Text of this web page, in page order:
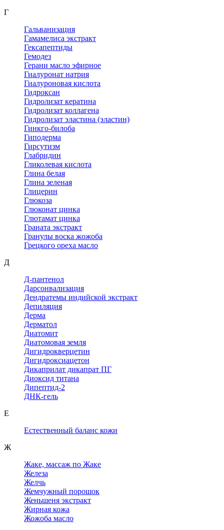
Г
Гальванизация
Гамамелиса экстракт
Гексапептиды
Гемодез
Герани масло эфирное
Гиалуронат натрия
Гиалуроновая кислота
Гидроксан
Гидролизат кератина
Гидролизат коллагена
Гидролизат эластина (эластин)
Гинкго-билоба
Гиподерма
Гирсутизм
Глабридин
Гликолевая кислота
Глина белая
Глина зеленая
Глицерин
Глюкоза
Глюконат цинка
Глютамат цинка
Граната экстракт
Гранулы воска жожоба
Грецкого ореха масло
Д
Д-пантенол
Дарсонвализация
Дендратемы индийской экстракт
Депиляция
Дерма
Дерматол
Диатомит
Диатомовая земля
Дигидрокверцетин
Дигидроксиацетон
Дикаприлат дикапрат ПГ
Диоксид титана
Дипептид-2
ДНК-гель
Е
Естественный баланс кожи
Ж
Жаке, массаж по Жаке
Железа
Желчь
Жемчужный порошок
Женьшеня экстракт
Жирная кожа
Жожоба масло